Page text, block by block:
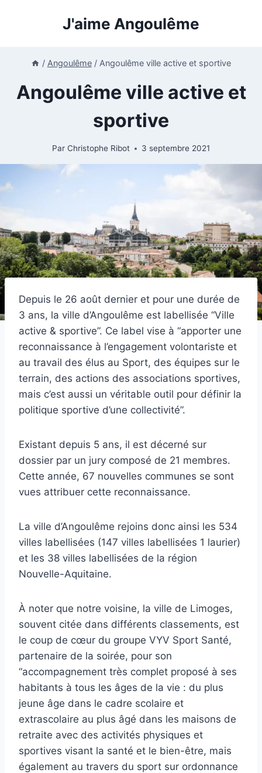
J'aime Angoulême
/ Angoulême / Angoulême ville active et sportive
Angoulême ville active et
sportive
Par Christophe Ribot 3 septembre 2021
Depuis le 26 août dernier et pour une durée de
3 ans, la ville d’Angoulême est labellisée “Ville
active & sportive”. Ce label vise à “apporter une
reconnaissance à l’engagement volontariste et
au travail des élus au Sport, des équipes sur le
terrain, des actions des associations sportives,
mais c’est aussi un véritable outil pour définir la
politique sportive d’une collectivité”.
Existant depuis 5 ans, il est décerné sur
dossier par un jury composé de 21 membres.
Cette année, 67 nouvelles communes se sont
vues attribuer cette reconnaissance.
La ville d’Angoulême rejoins donc ainsi les 534
villes labellisées (147 villes labellisées 1 laurier)
et les 38 villes labellisées de la région
Nouvelle-Aquitaine.
À noter que notre voisine, la ville de Limoges,
souvent citée dans différents classements, est
le coup de cœur du groupe VYV Sport Santé,
partenaire de la soirée, pour son
“accompagnement très complet proposé à ses
habitants à tous les âges de la vie : du plus
jeune âge dans le cadre scolaire et
extrascolaire au plus âgé dans les maisons de
retraite avec des activités physiques et
sportives visant la santé et le bien-être, mais
également au travers du sport sur ordonnance